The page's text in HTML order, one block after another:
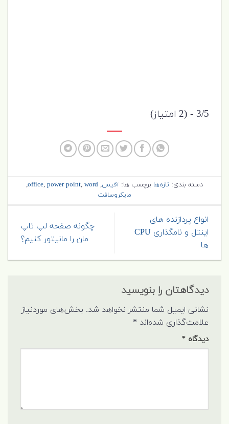
3/5 - (2 امتیاز)
دسته بندی: تازه‌ها برچسب ها: آفیس,
office, power point, word
,
مایکروسافت
انواع پردازنده های
اینتل و نامگذاری CPU
ها
چگونه صفحه لپ تاپ
مان را مانیتور کنیم؟
دیدگاهتان را بنویسید
نشانی ایمیل شما منتشر نخواهد شد. بخش‌های موردنیاز
علامت‌گذاری شده‌اند *
دیدگاه *